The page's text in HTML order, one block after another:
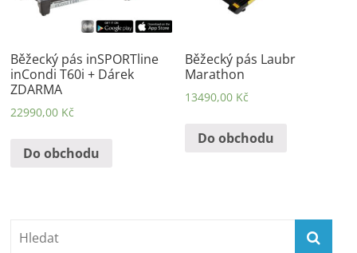
Běžecký pás inSPORTline
inCondi T60i + Dárek
ZDARMA
22990,00 Kč
Do obchodu
Běžecký pás Laubr
Marathon
13490,00 Kč
Do obchodu